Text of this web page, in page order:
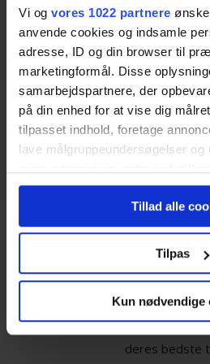
Vi og vores 1022 partnere
anvende cookies og indsamle
adresse, ID og din browser til
marketingformål. Disse
samarbejdspartnere, der
på din enhed for at vise dig
tilpasset indhold, foretage
lave målgruppeundersøgelser og
persondatapolitik. Du kan altid
tilbage eller ændre indstillinger fra
"Cookiedeklaration", eller ved at
Hvis du tillader det, vil vi også
Indsamle præcise
Identificere din enhed
Tillad alle
Tilpas
Kun nødvendige
Spar
Spild ikke tiden med at
professionelle og
Spar
Ejendomsmæglerne ved, at
som kunde. Du kan være
deres bedste